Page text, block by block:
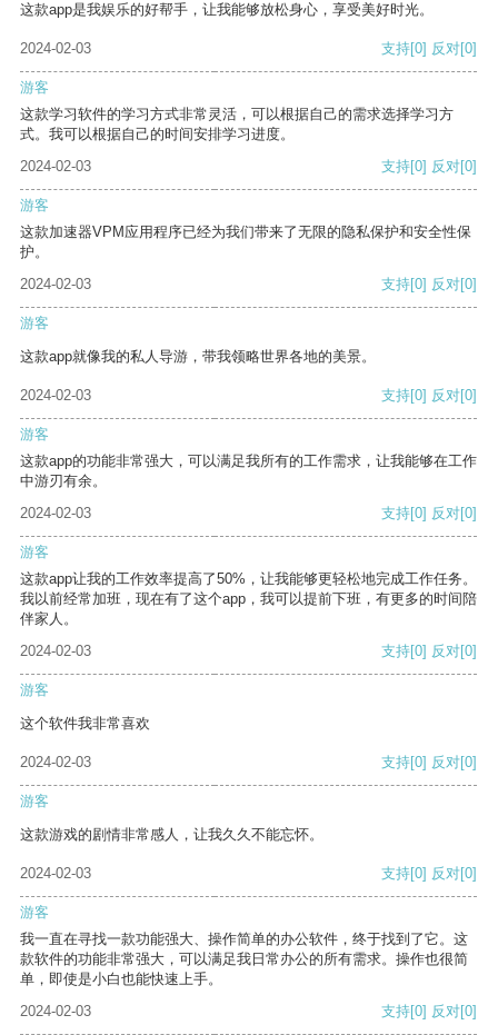
这款app是我娱乐的好帮手，让我能够放松身心，享受美好时光。
2024-02-03 支持[0] 反对[0]
游客
这款学习软件的学习方式非常灵活，可以根据自己的需求选择学习方
式。我可以根据自己的时间安排学习进度。
2024-02-03
支持[0] 反对[0]
游客
这款加速器VPM应用程序已经为我们带来了无限的隐私保护和安全性保
护。
2024-02-03
支持[0] 反对[0]
游客
这款app就像我的私人导游，带我领略世界各地的美景。
2024-02-03 支持[0] 反对[0]
游客
这款app的功能非常强大，可以满足我所有的工作需求，让我能够在工作
中游刃有余。
2024-02-03
支持[0] 反对[0]
游客
这款app让我的工作效率提高了50%，让我能够更轻松地完成工作任务。
我以前经常加班，现在有了这个app，我可以提前下班，有更多的时间陪
伴家人。
2024-02-03
支持[0] 反对[0]
游客
这个软件我非常喜欢
2024-02-03 支持[0] 反对[0]
游客
这款游戏的剧情非常感人，让我久久不能忘怀。
2024-02-03 支持[0] 反对[0]
游客
我一直在寻找一款功能强大、操作简单的办公软件，终于找到了它。这
款软件的功能非常强大，可以满足我日常办公的所有需求。操作也很简
单，即使是小白也能快速上手。
2024-02-03
支持[0] 反对[0]